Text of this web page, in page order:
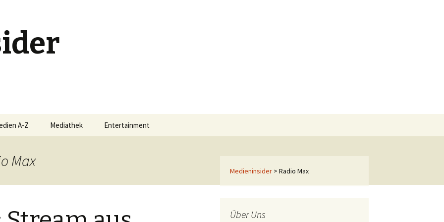
A-Z Mediathek Entertainment
Gametipps
Max
Medieninsider > Radio Max
Über Uns